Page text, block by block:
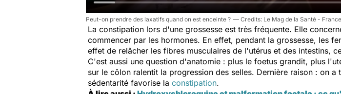
Peut-on prendre des laxatifs quand on est enceinte ? Le Mag de la Santé -
La constipation lors d'une grossesse est très fréquente. Elle
commencer par les hormones. En effet, pendant la grossesse, les
effet de relâcher les fibres musculaires de l'utérus et des intestins,
C'est aussi une question d'anatomie : plus le foetus grandit, plus
sur le côlon ralentit la progression des selles. Dernière raison : on
sédentarité favorise la constipation.